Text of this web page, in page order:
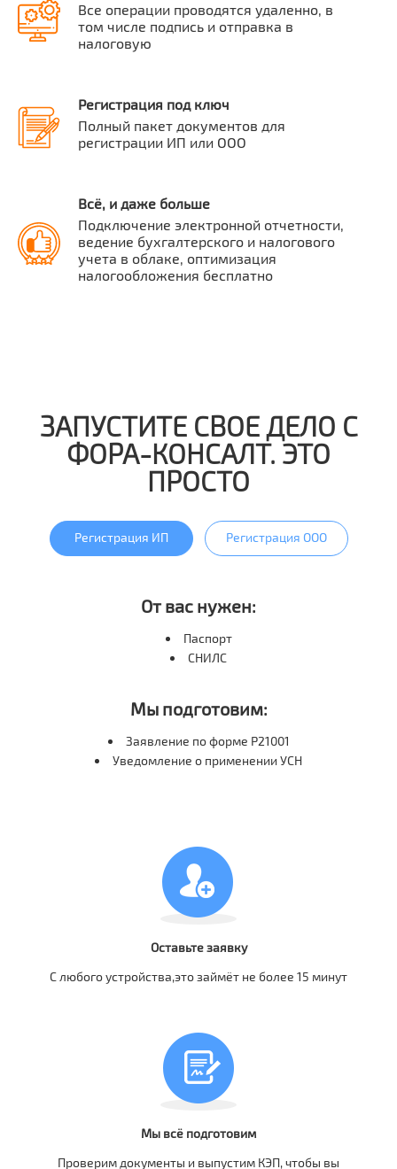
Все операции проводятся удаленно, в
том числе подпись и отправка в
налоговую
Регистрация под ключ
Полный пакет документов для
регистрации ИП или ООО
Всё, и даже больше
Подключение электронной отчетности,
ведение бухгалтерского и налогового
учета в облаке, оптимизация
налогообложения бесплатно
ЗАПУСТИТЕ СВОЕ ДЕЛО С
ФОРА-КОНСАЛТ. ЭТО
ПРОСТО
Регистрация ИП Регистрация ООО
От вас нужен:
Паспорт
СНИЛС
Мы подготовим:
Заявление по форме P21001
Уведомление о применении УСН
Оставьте заявку
С любого устройства,это займёт не более 15 минут
Мы всё подготовим
Проверим документы и выпустим КЭП, чтобы вы